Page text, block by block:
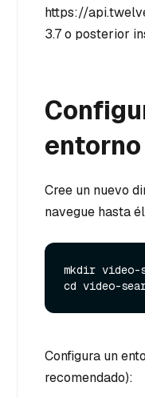
https://
3.7 o posterior
Cree un nuevo
navegue hasta
mkdir
Configura un
recomendado):